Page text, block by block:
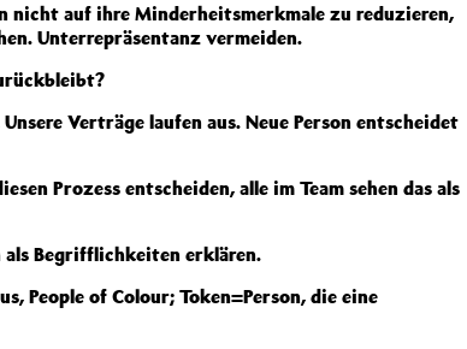
nicht auf ihre Minderheitsmerkmale zu reduzieren,
Unterrepräsentanz vermeiden.
Verträge laufen aus. Neue Person entscheidet
Prozess entscheiden, alle im Team sehen das als
als Begrifflichkeiten erklären.
People of Colour; Token=Person, die eine